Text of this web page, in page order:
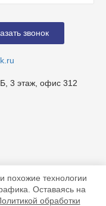
3 этаж, офис 312
звонок
похожие технологии
Оставаясь на
обработки